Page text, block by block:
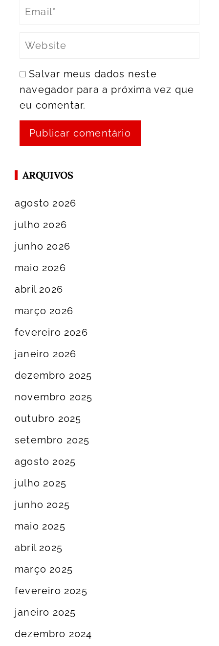
Salvar meus dados neste
navegador para a próxima vez que
eu comentar.
ARQUIVOS
agosto 2026
julho 2026
junho 2026
maio 2026
abril 2026
março 2026
fevereiro 2026
janeiro 2026
dezembro 2025
novembro 2025
outubro 2025
setembro 2025
agosto 2025
julho 2025
junho 2025
maio 2025
abril 2025
março 2025
fevereiro 2025
janeiro 2025
dezembro 2024